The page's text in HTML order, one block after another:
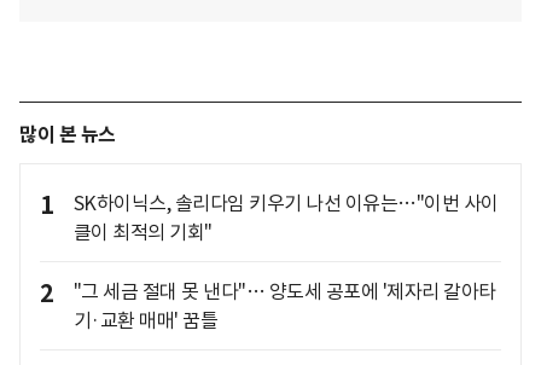
많이 본 뉴스
1
SK하이닉스, 솔리다임 키우기 나선 이유는…"이번 사이
클이 최적의 기회"
2
"그 세금 절대 못 낸다"… 양도세 공포에 '제자리 갈아타
기·교환 매매' 꿈틀